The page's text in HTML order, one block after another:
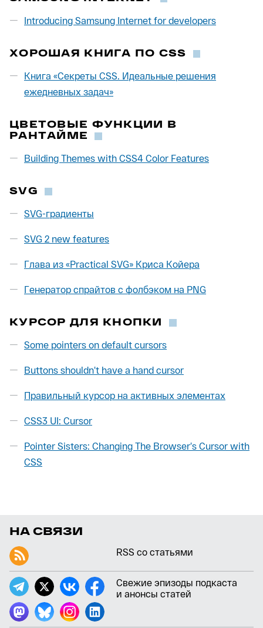
Introducing Samsung Internet for developers
ХОРОШАЯ КНИГА ПО CSS
Книга «Секреты CSS. Идеальные решения
ежедневных задач»
ЦВЕТОВЫЕ ФУНКЦИИ В
РАНТАЙМЕ
Building Themes with CSS4 Color Features
SVG
SVG-градиенты
SVG 2 new features
Глава из «Practical SVG» Криса Койера
Генератор спрайтов с фолбэком на PNG
КУРСОР ДЛЯ КНОПКИ
Some pointers on default cursors
Buttons shouldn’t have a hand cursor
Правильный курсор на активных элементах
CSS3 UI: Cursor
Pointer Sisters: Changing The Browser’s Cursor with
CSS
НА СВЯЗИ
RSS со статьями
Свежие эпизоды подкаста
и анонсы статей